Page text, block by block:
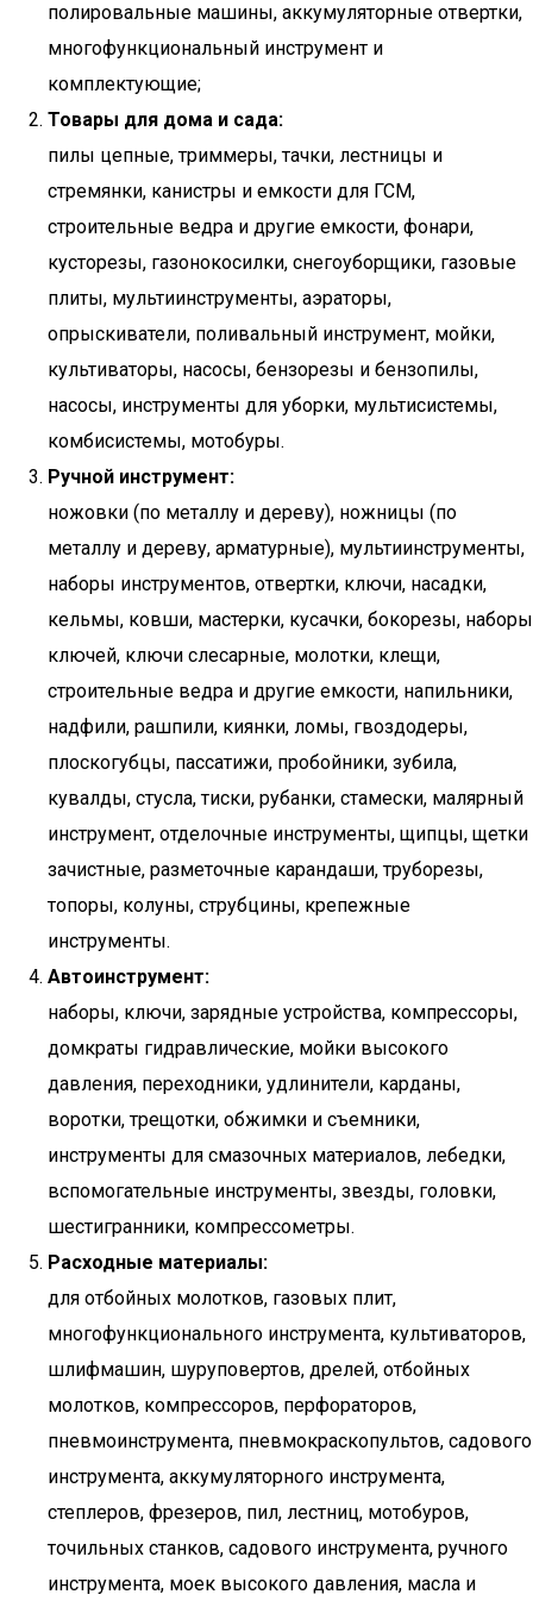
полировальные машины, аккумуляторные отвертки,
многофункциональный инструмент и
комплектующие;
Товары для дома и сада:
пилы цепные, триммеры, тачки, лестницы и
стремянки, канистры и емкости для ГСМ,
строительные ведра и другие емкости, фонари,
кусторезы, газонокосилки, снегоуборщики, газовые
плиты, мультиинструменты, аэраторы,
опрыскиватели, поливальный инструмент, мойки,
культиваторы, насосы, бензорезы и бензопилы,
насосы, инструменты для уборки, мультисистемы,
комбисистемы, мотобуры.
Ручной инструмент:
ножовки (по металлу и дереву), ножницы (по
металлу и дереву, арматурные), мультиинструменты,
наборы инструментов, отвертки, ключи, насадки,
кельмы, ковши, мастерки, кусачки, бокорезы, наборы
ключей, ключи слесарные, молотки, клещи,
строительные ведра и другие емкости, напильники,
надфили, рашпили, киянки, ломы, гвоздодеры,
плоскогубцы, пассатижи, пробойники, зубила,
кувалды, стусла, тиски, рубанки, стамески, малярный
инструмент, отделочные инструменты, щипцы, щетки
зачистные, разметочные карандаши, труборезы,
топоры, колуны, струбцины, крепежные
инструменты.
Автоинструмент:
наборы, ключи, зарядные устройства, компрессоры,
домкраты гидравлические, мойки высокого
давления, переходники, удлинители, карданы,
воротки, трещотки, обжимки и съемники,
инструменты для смазочных материалов, лебедки,
вспомогательные инструменты, звезды, головки,
шестигранники, компрессометры.
Расходные материалы:
для отбойных молотков, газовых плит,
многофункционального инструмента, культиваторов,
шлифмашин, шуруповертов, дрелей, отбойных
молотков, компрессоров, перфораторов,
пневмоинструмента, пневмокраскопультов, садового
инструмента, аккумуляторного инструмента,
степлеров, фрезеров, пил, лестниц, мотобуров,
точильных станков, садового инструмента, ручного
инструмента, моек высокого давления, масла и